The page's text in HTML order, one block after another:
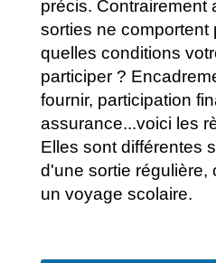
précis. Contrairement
sorties ne comportent
quelles conditions
participer ?
fournir, participation
assurance...voici les
Elles sont différentes
d'une sortie régulière,
un voyage scolaire.